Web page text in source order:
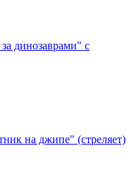
динозаврами" с
на джипе" (стреляет)